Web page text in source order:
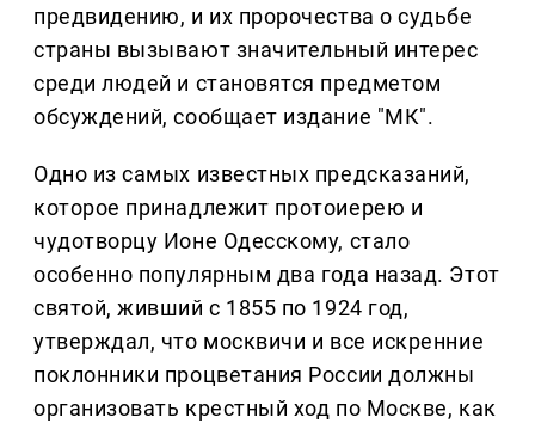
предвидению, и их пророчества о судьбе
страны вызывают значительный интерес
среди людей и становятся предметом
обсуждений, сообщает издание "МК".
Одно из самых известных предсказаний,
которое принадлежит протоиерею и
чудотворцу Ионе Одесскому, стало
особенно популярным два года назад. Этот
святой, живший с 1855 по 1924 год,
утверждал, что москвичи и все искренние
поклонники процветания России должны
организовать крестный ход по Москве, как